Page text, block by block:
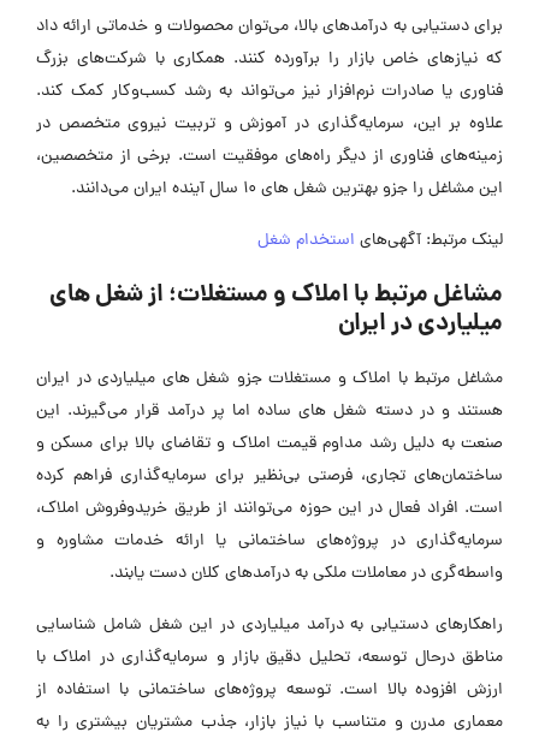
برای دستیابی به درآمدهای بالا، می‌توان محصولات و خدماتی ارائه داد
که نیازهای خاص بازار را برآورده کنند. همکاری با شرکت‌های بزرگ
فناوری یا صادرات نرم‌افزار نیز می‌تواند به رشد کسب‌وکار کمک کند.
علاوه بر این، سرمایه‌گذاری در آموزش و تربیت نیروی متخصص در
زمینه‌های فناوری از دیگر راه‌های موفقیت است. برخی از متخصصین،
این مشاغل را جزو بهترین شغل های 10 سال آینده ایران می‌دانند.
لینک مرتبط: آگهی‌های استخدام شغل
مشاغل مرتبط با املاک و مستغلات؛ از شغل های
میلیاردی در ایران
مشاغل مرتبط با املاک و مستغلات جزو شغل های میلیاردی در ایران
هستند و در دسته شغل های ساده اما پر درآمد قرار می‌گیرند. این
صنعت به دلیل رشد مداوم قیمت املاک و تقاضای بالا برای مسکن و
ساختمان‌های تجاری، فرصتی بی‌نظیر برای سرمایه‌گذاری فراهم کرده
است. افراد فعال در این حوزه می‌توانند از طریق خریدوفروش املاک،
سرمایه‌گذاری در پروژه‌های ساختمانی یا ارائه خدمات مشاوره و
واسطه‌گری در معاملات ملکی به درآمدهای کلان دست یابند.
راهکارهای دستیابی به درآمد میلیاردی در این شغل شامل شناسایی
مناطق درحال توسعه، تحلیل دقیق بازار و سرمایه‌گذاری در املاک با
ارزش افزوده بالا است. توسعه پروژه‌های ساختمانی با استفاده از
معماری مدرن و متناسب با نیاز بازار، جذب مشتریان بیشتری را به